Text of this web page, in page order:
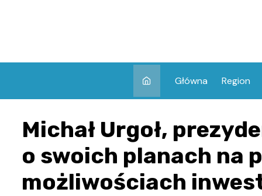
Główna Region
Michał Urgoł,
o swoich planach na
możliwościach